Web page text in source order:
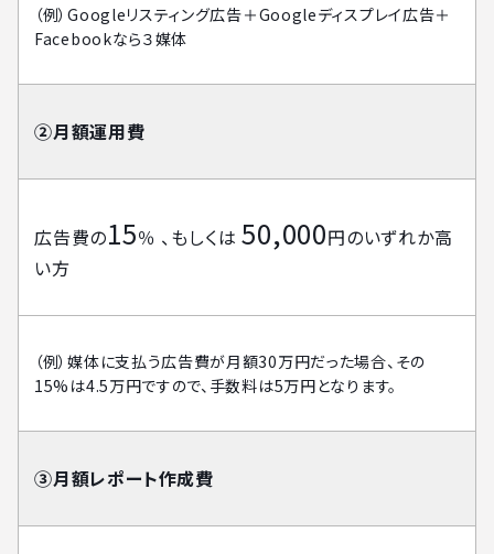
（例）Googleリスティング広告＋Googleディスプレイ広告＋
Facebookなら３媒体
②月額運用費
広告費の15％ 、もしくは50,000円のいずれか高
い方
（例）媒体に支払う広告費が月額30万円だった場合、その
15%は4.5万円ですので、手数料は5万円となります。
③月額レポート作成費